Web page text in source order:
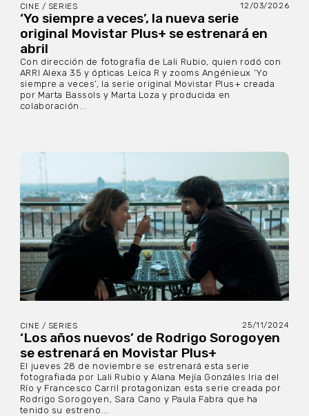
CINE / SERIES 12/03/2026
‘Yo siempre a veces’, la nueva serie
original Movistar Plus+ se estrenará en
abril
Con dirección de fotografía de Lali Rubio, quien rodó con
ARRI Alexa 35 y ópticas Leica R y zooms Angénieux ‘Yo
siempre a veces’, la serie original Movistar Plus+ creada
por Marta Bassols y Marta Loza y producida en
colaboración...
CINE / SERIES 25/11/2024
‘Los años nuevos’ de Rodrigo Sorogoyen
se estrenará en Movistar Plus+
El jueves 28 de noviembre se estrenará esta serie
fotografiada por Lali Rubio y Alana Mejía Gonzáles Iria del
Río y Francesco Carril protagonizan esta serie creada por
Rodrigo Sorogoyen, Sara Cano y Paula Fabra que ha
tenido su estreno...